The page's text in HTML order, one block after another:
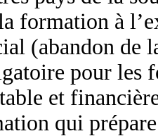
formation à
(abandon
pour les
et
qui